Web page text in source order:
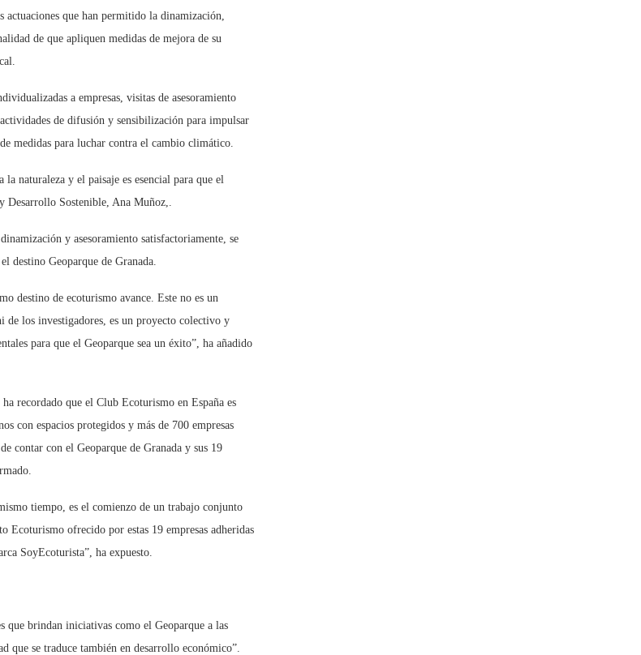
actuaciones que han permitido la dinamización,
de que apliquen medidas de mejora de su
a empresas, visitas de asesoramiento
de difusión y sensibilización para impulsar
medidas para luchar contra el cambio climático.
naturaleza y el paisaje es esencial para que el
Desarrollo Sostenible, Ana Muñoz,.
y asesoramiento satisfactoriamente, se
destino Geoparque de Granada.
destino de ecoturismo avance. Este no es un
los investigadores, es un proyecto colectivo y
para que el Geoparque sea un éxito”, ha añadido
recordado que el Club Ecoturismo en España es
con espacios protegidos y más de 700 empresas
contar con el Geoparque de Granada y sus 19
tiempo, es el comienzo de un trabajo conjunto
ofrecido por estas 19 empresas adheridas
SoyEcoturista”, ha expuesto.
que brindan iniciativas como el Geoparque a las
que se traduce también en desarrollo económico”.